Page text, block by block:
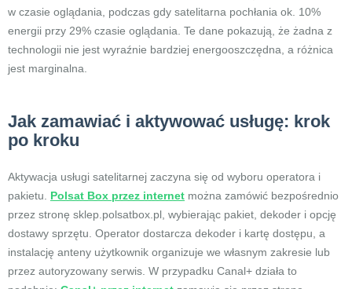
w czasie oglądania, podczas gdy satelitarna pochłania ok. 10%
energii przy 29% czasie oglądania. Te dane pokazują, że żadna z
technologii nie jest wyraźnie bardziej energooszczędna, a różnica
jest marginalna.
Jak zamawiać i aktywować usługę: krok
po kroku
Aktywacja usługi satelitarnej zaczyna się od wyboru operatora i
pakietu. Polsat Box przez internet można zamówić bezpośrednio
przez stronę sklep.polsatbox.pl, wybierając pakiet, dekoder i opcję
dostawy sprzętu. Operator dostarcza dekoder i kartę dostępu, a
instalację anteny użytkownik organizuje we własnym zakresie lub
przez autoryzowany serwis. W przypadku Canal+ działa to